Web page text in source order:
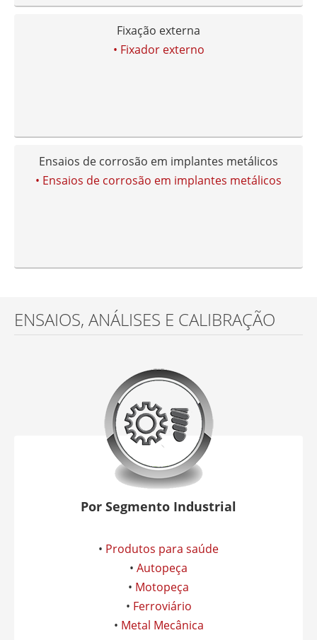
Fixação externa
• Fixador externo
Ensaios de corrosão em implantes metálicos
• Ensaios de corrosão em implantes metálicos
ENSAIOS, ANÁLISES E CALIBRAÇÃO
Por Segmento Industrial
• Produtos para saúde
• Autopeça
• Motopeça
• Ferroviário
• Metal Mecânica